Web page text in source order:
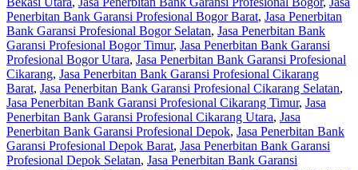
Penerbitan Bank Garansi Profesional Bogor Barat, Jasa Penerbitan
Bank Garansi Profesional Bogor Selatan, Jasa Penerbitan Bank
Garansi Profesional Bogor Timur, Jasa Penerbitan Bank Garansi
Profesional Bogor Utara, Jasa Penerbitan Bank Garansi Profesional
Cikarang, Jasa Penerbitan Bank Garansi Profesional Cikarang
Barat, Jasa Penerbitan Bank Garansi Profesional Cikarang Selatan,
Jasa Penerbitan Bank Garansi Profesional Cikarang Timur, Jasa
Penerbitan Bank Garansi Profesional Cikarang Utara, Jasa
Penerbitan Bank Garansi Profesional Depok, Jasa Penerbitan Bank
Garansi Profesional Depok Barat, Jasa Penerbitan Bank Garansi
Profesional Depok Selatan, Jasa Penerbitan Bank Garansi